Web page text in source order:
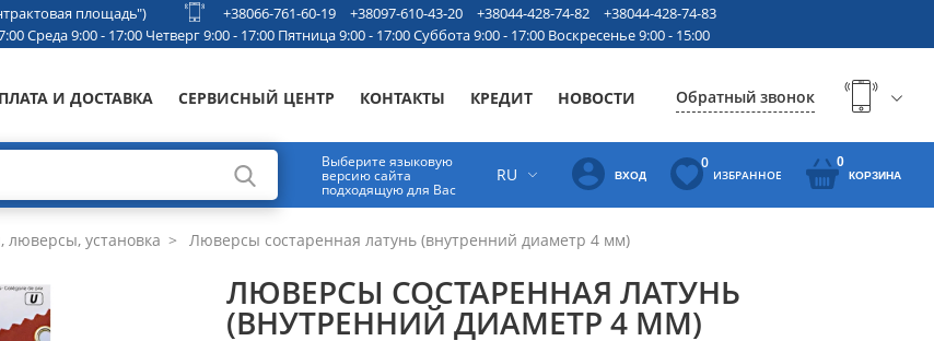
площадь") +38066-761-60-19 +38097-610-43-20 +38044-428-74-82
+38044-428-74-83
Среда 9:00 - 17:00 Четверг 9:00 - 17:00 Пятница 9:00 - 17:00 Суббота 9:00 - 17:00 Воскресенье 9:00 - 15:00
И ДОСТАВКА СЕРВИСНЫЙ ЦЕНТР КОНТАКТЫ КРЕДИТ НОВОСТИ Обратный звонок
Выберите языковую
версию сайта
подходящую для Вас
RU ВХОД
0
ИЗБРАННОЕ
0
КОРЗИНА
люверсы, установка Люверсы состаренная латунь (внутренний диаметр 4 мм)
ЛЮВЕРСЫ СОСТАРЕННАЯ ЛАТУНЬ
(ВНУТРЕННИЙ ДИАМЕТР 4 ММ)